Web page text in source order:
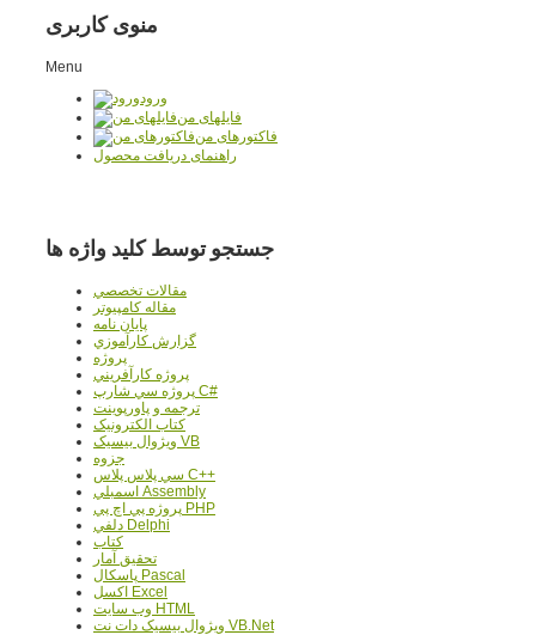
منوی کاربری
Menu
ورود
فایلهای من
فاکتورهای من
راهنمای دریافت محصول
جستجو توسط کلید واژه ها
مقالات تخصصي
مقاله کامپیوتر
پایان نامه
گزارش کارآموزي
پروژه
پروژه کارآفريني
پروژه سي شارپ C#
ترجمه و پاورپوينت
کتاب الکترونيک
ويژوال بيسيک VB
جزوه
سي پلاس پلاس C++
اسمبلي Assembly
پروژه پي اچ پي PHP
دلفي Delphi
کتاب
تحقيق آمار
پاسکال Pascal
اکسل Excel
وب سايت HTML
ويژوال بيسيک دات نت VB.Net